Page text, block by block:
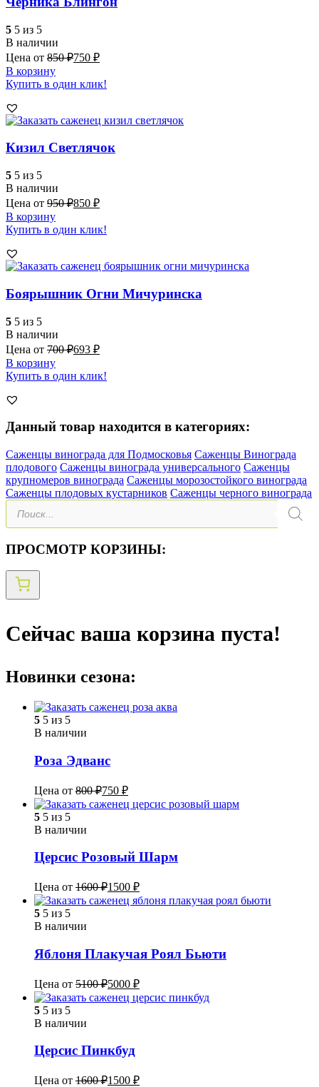
5 5 из 5
В наличии
Цена от 850₽750 ₽
В корзину
Купить в один клик!
Кизил Светлячок
5 5 из 5
В наличии
Цена от 950₽850 ₽
В корзину
Купить в один клик!
Боярышник Огни Мичуринска
5 5 из 5
В наличии
Цена от 700₽693 ₽
В корзину
Купить в один клик!
Данный товар находится в категориях:
Саженцы винограда для Подмосковья Саженцы Винограда
плодового Саженцы винограда универсального Саженцы
крупномеров винограда Саженцы морозостойкого винограда
Саженцы плодовых кустарников Саженцы черного винограда
Поиск
товаров
ПРОСМОТР КОРЗИНЫ:
Сейчас ваша корзина пуста!
Новинки сезона:
5 5 из 5
В наличии
Роза Эдванс
Цена от 800₽750 ₽
5 5 из 5
В наличии
Церсис Розовый Шарм
Цена от 1600₽1500 ₽
5 5 из 5
В наличии
Яблоня Плакучая Роял Бьюти
Цена от 5100₽5000 ₽
5 5 из 5
В наличии
Церсис Пинкбуд
Цена от 1600₽1500 ₽